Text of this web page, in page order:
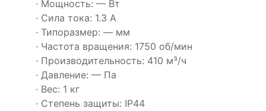
· Мощность: — Вт
· Сила тока: 1.3 А
· Типоразмер: — мм
· Частота вращения: 1750 об/мин
· Производительность: 410 м³/ч
· Давление: — Па
· Вес: 1 кг
· Степень защиты: IP44